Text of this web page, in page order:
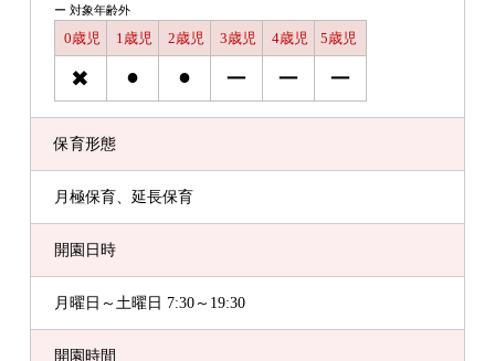
ー 対象年齢外
0歳児 1歳児 2歳児 3歳児 4歳児 5歳児
✖ ● ● ー ー ー
保育形態
月極保育、延長保育
開園日時
月曜日～土曜日 7:30～19:30
開園時間